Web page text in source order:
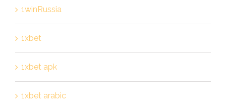
1winRussia
1xbet
1xbet apk
1xbet arabic